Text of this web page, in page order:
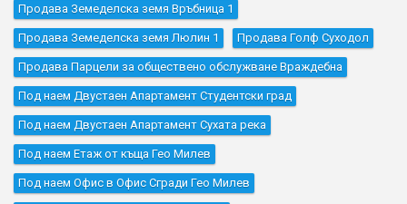
Продава Земеделска земя Връбница 1
Продава Земеделска земя Люлин 1 Продава Голф Суходол
Продава Парцели за обществено обслужване Враждебна
Под наем Двустаен Апартамент Студентски град
Под наем Двустаен Апартамент Сухата река
Под наем Етаж от къща Гео Милев
Под наем Офис в Офис Сгради Гео Милев